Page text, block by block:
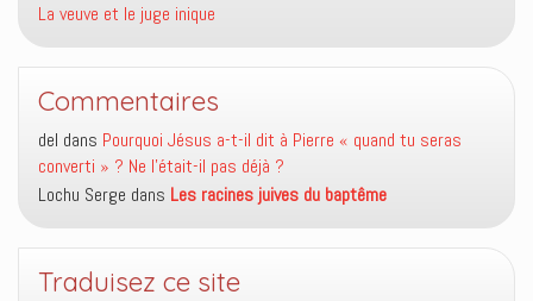
La veuve et le juge inique
Commentaires
del dans Pourquoi Jésus a-t-il dit à Pierre « quand tu seras
converti » ? Ne l’était-il pas déjà ?
Lochu Serge dans Les racines juives du baptême
Traduisez ce site